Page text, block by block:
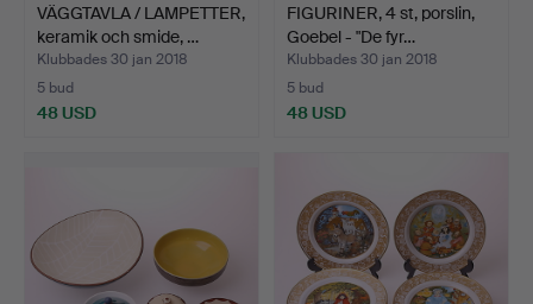
VÄGGTAVLA / LAMPETTER,
keramik och smide, …
Klubbades 30 jan 2018
5 bud
48 USD
FIGURINER, 4 st, porslin,
Goebel - "De fyr…
Klubbades 30 jan 2018
5 bud
48 USD